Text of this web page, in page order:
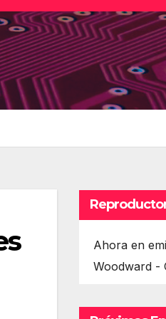
Ahora en
Woodward -